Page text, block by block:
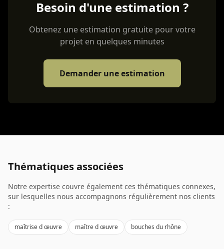
Besoin d'une estimation ?
Obtenez une estimation gratuite pour votre
projet en quelques minutes
Demander une estimation
Thématiques associées
Notre expertise couvre également ces thématiques connexes,
sur lesquelles nous accompagnons régulièrement nos clients
:
maîtrise d œuvre maître d œuvre bouches du rhône